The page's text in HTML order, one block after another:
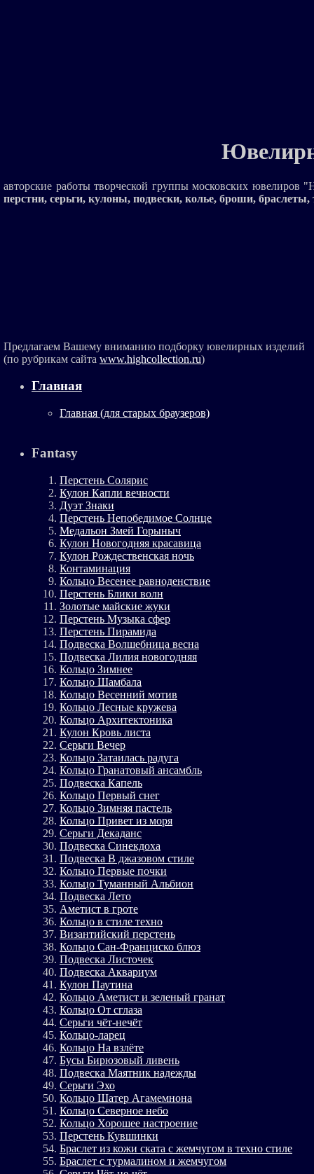
авторские работы творческой группы московских
перстни, серьги, кулоны, подвески, колье, броши,
Предлагаем Вашему вниманию подборку ювелирных изделий
(по рубрикам сайта www.highcollection.ru)
Главная
Главная (для старых браузеров)
Fantasy
Перстень Солярис
Кулон Капли вечности
Дуэт Знаки
Перстень Непобедимое Солнце
Медальон Змей Горыныч
Кулон Новогодняя красавица
Кулон Рождественская ночь
Контаминация
Кольцо Весенее равноденствие
Перстень Блики волн
Золотые майские жуки
Перстень Музыка сфер
Перстень Пирамида
Подвеска Волшебница весна
Подвеска Лилия новогодняя
Кольцо Зимнее
Кольцо Шамбала
Кольцо Весенний мотив
Кольцо Лесные кружева
Кольцо Архитектоника
Кулон Кровь листа
Серьги Вечер
Кольцо Затаилась радуга
Кольцо Гранатовый ансамбль
Подвеска Капель
Кольцо Первый снег
Кольцо Зимняя пастель
Кольцо Привет из моря
Серьги Декаданс
Подвеска Синекдоха
Подвеска В джазовом стиле
Кольцо Первые почки
Кольцо Туманный Альбион
Подвеска Лето
Аметист в гроте
Кольцо в стиле техно
Византийский перстень
Кольцо Сан-Франциско блюз
Подвеска Листочек
Подвеска Аквариум
Кулон Паутина
Кольцо Аметист и зеленый гранат
Кольцо От сглаза
Серьги чёт-нечёт
Кольцо-ларец
Кольцо На взлёте
Бусы Бирюзовый ливень
Подвеска Маятник надежды
Серьги Эхо
Кольцо Шатер Агамемнона
Кольцо Северное небо
Кольцо Хорошее настроение
Перстень Кувшинки
Браслет из кожи ската с жемчугом в техно стиле
Браслет с турмалином и жемчугом